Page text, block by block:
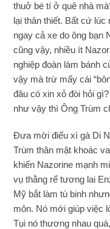
thuở bé tí ở quê nhà
lại thân thiết. Bất cứ lúc
ngay cả xe do ông bạn
cũng vậy, nhiều ít
nghiệp đoàn làm bánh
vậy mà trừ mấy cái
đâu có xin xỏ đòi hỏi
như vậy thì Ông Trùm
Đưa mời điếu xì gà Di
Trùm thân mật khoác
khiến Nazorine mạnh
vụ thằng rể tương lai
Mỹ bắt làm tù binh
môn. Nó mới giúp việc
Tụi nó thương nhau